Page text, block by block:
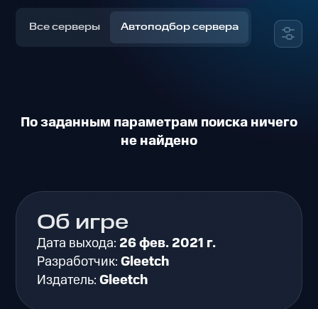
Все серверы Автоподбор сервера
По заданным параметрам поиска ничего
не найдено
Об игре
Дата выхода: 26 фев. 2021 г.
Разработчик:Gleetch
Издатель:Gleetch